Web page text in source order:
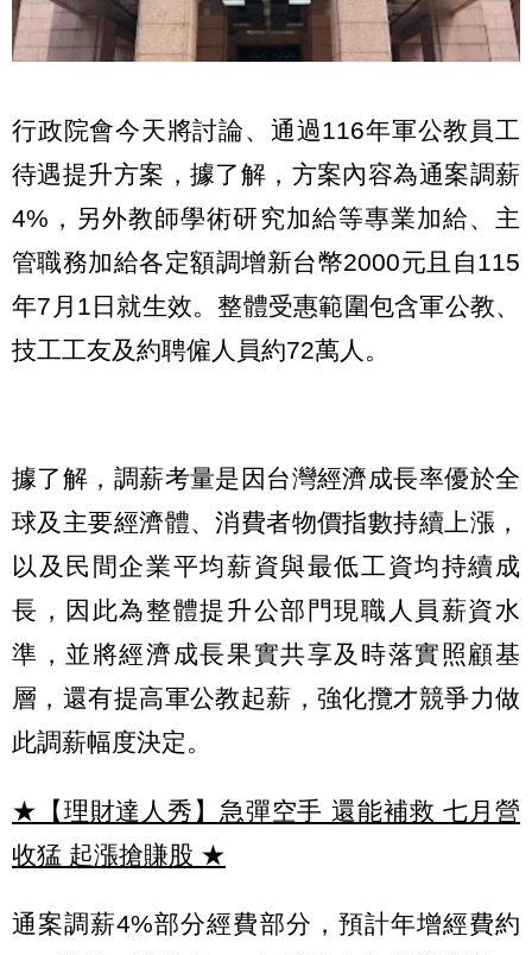
行政院會今天將討論、通過116年軍公教員工
待遇提升方案，據了解，方案內容為通案調薪
4%，另外教師學術研究加給等專業加給、主
管職務加給各定額調增新台幣2000元且自115
年7月1日就生效。整體受惠範圍包含軍公教、
技工工友及約聘僱人員約72萬人。
據了解，調薪考量是因台灣經濟成長率優於全
球及主要經濟體、消費者物價指數持續上漲，
以及民間企業平均薪資與最低工資均持續成
長，因此為整體提升公部門現職人員薪資水
準，並將經濟成長果實共享及時落實照顧基
層，還有提高軍公教起薪，強化攬才競爭力做
此調薪幅度決定。
★【理財達人秀】急彈空手 還能補救 七月營
收猛 起漲搶賺股 ★
通案調薪4%部分經費部分，預計年增經費約